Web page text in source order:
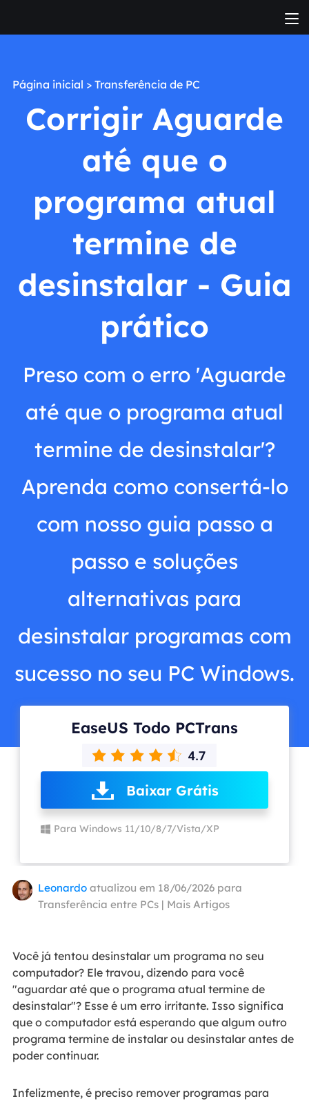
Página inicial > Transferência de PC
Corrigir Aguarde
até que o
programa atual
termine de
desinstalar - Guia
prático
Preso com o erro 'Aguarde
até que o programa atual
termine de desinstalar'?
Aprenda como consertá-lo
com nosso guia passo a
passo e soluções
alternativas para
desinstalar programas com
sucesso no seu PC Windows.
EaseUS Todo PCTrans
Baixar Grátis
Para Windows 11/10/8/7/Vista/XP
Leonardo atualizou em 18/06/2026 para
Transferência entre PCs | Mais Artigos
Você já tentou desinstalar um programa no seu
computador? Ele travou, dizendo para você
"aguardar até que o programa atual termine de
desinstalar"? Esse é um erro irritante. Isso significa
que o computador está esperando que algum outro
programa termine de instalar ou desinstalar antes de
poder continuar.
Infelizmente, é preciso remover programas para